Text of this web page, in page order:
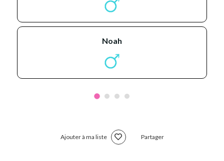
noah
Ajouter à ma liste Partager